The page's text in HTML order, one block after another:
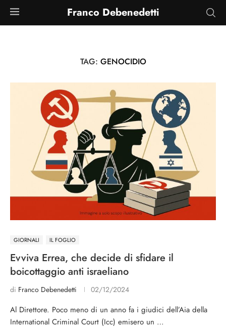
Franco Debenedetti
TAG: GENOCIDIO
GIORNALI IL FOGLIO
Evviva Errea, che decide di sfidare il
boicottaggio anti israeliano
di Franco Debenedetti 02/12/2024
Al Direttore. Poco meno di un anno fa i giudici dell’Aia della
International Criminal Court (Icc) emisero un …